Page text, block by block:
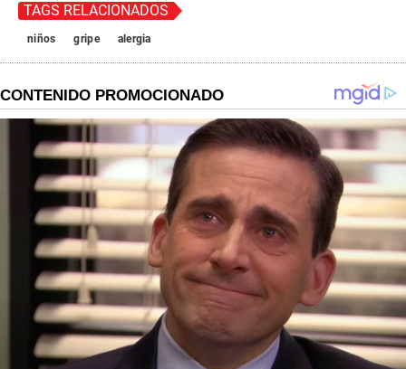
TAGS RELACIONADOS
niños gripe alergia